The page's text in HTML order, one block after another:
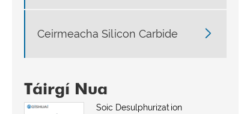
Ceirmeacha Silicon Carbide 
Táirgí Nua
Soic Desulphurization